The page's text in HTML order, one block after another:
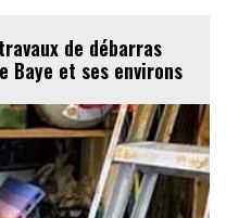
de débarras
Baye et ses environs